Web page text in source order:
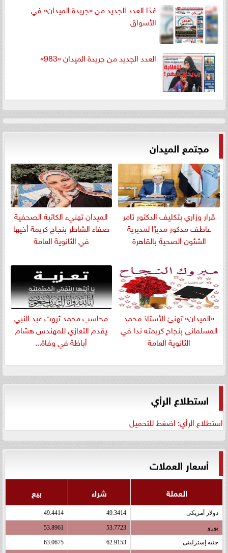
غدًا العدد الجديد من «جريدة الميدان» في
الأسواق
العدد الجديد من جريدة الميدان «983»
مجتمع الميدان
قرار وزاري بتكليف الدكتور تامر
عاطف مدكور مديرًا لمديرية
الشئون الصحية بالقاهرة
الميدان تهنيء الكاتبة الصحفية
صفاء الشاطر بنجاج كريمة أخيها
في الثانوية العامة
«الميدان» تهنئ الأستاذ محمد
المسلمانى بنجاح كريمته ندا في
الثانوية العامة
​محاسب محمد ثروت عبد النبي
يقدم التعازي للمهندس هشام
أباظة في وفاة...
استطلاع الرأي
استطلاع الرأي: اضغط للتحميل
أسعار العملات
العملة شراء بيع
دولار أمريكى 49.3414
49.4414
يورو 53.7723
53.8961
جنيه إسترلينى 62.9153
63.0675